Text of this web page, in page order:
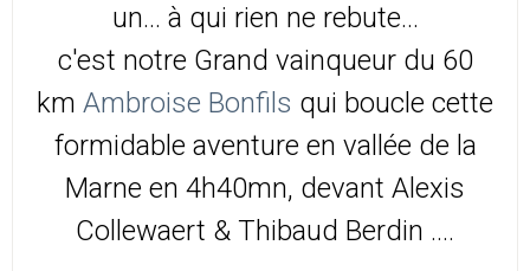
un... à qui rien ne rebute...
c'est notre Grand vainqueur du 60
km Ambroise Bonfils qui boucle cette
formidable aventure en vallée de la
Marne en 4h40mn, devant Alexis
Collewaert & Thibaud Berdin ....